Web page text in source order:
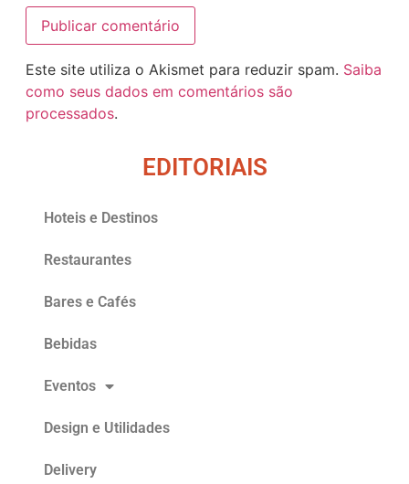
Este site utiliza o Akismet para reduzir spam. Saiba
como seus dados em comentários são
processados.
EDITORIAIS
Hoteis e Destinos
Restaurantes
Bares e Cafés
Bebidas
Eventos
Design e Utilidades
Delivery